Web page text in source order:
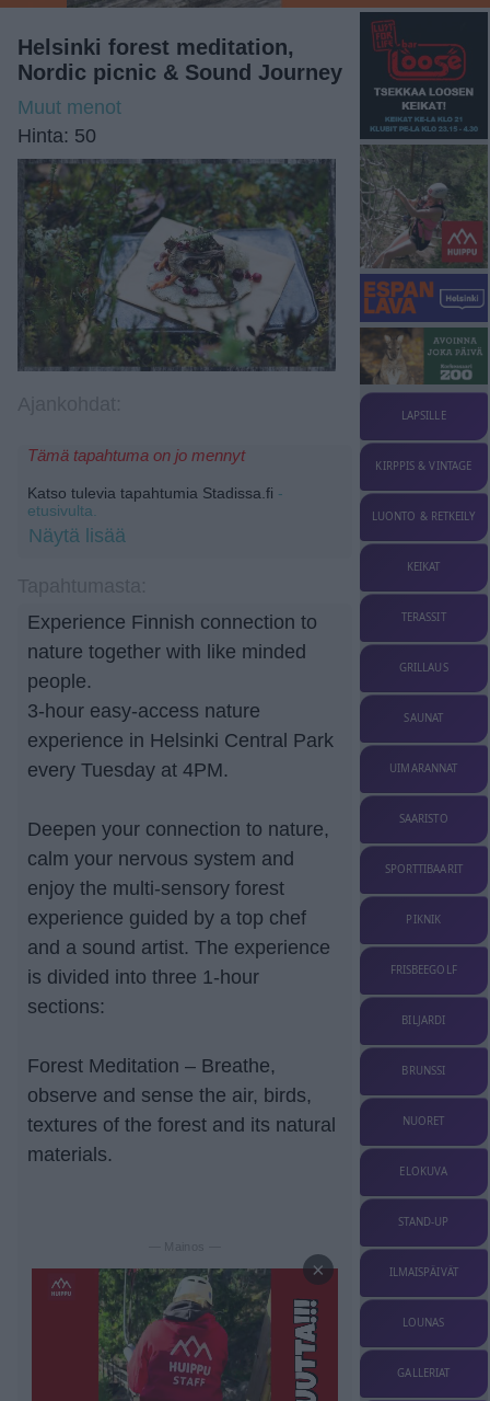
Helsinki forest meditation,
Nordic picnic & Sound Journey
Muut menot
Hinta: 50
Tämä tapahtuma on jo mennyt
Katso tulevia tapahtumia Stadissa.fi -
etusivulta.
Näytä lisää
Experience Finnish connection to
nature together with like minded
people.
3-hour easy-access nature
experience in Helsinki Central Park
every Tuesday at 4PM.
Deepen your connection to nature,
calm your nervous system and
enjoy the multi-sensory forest
experience guided by a top chef
and a sound artist. The experience
is divided into three 1-hour
sections:
Forest Meditation – Breathe,
observe and sense the air, birds,
textures of the forest and its natural
materials.
×
LAPSILLE
KIRPPIS & VINTAGE
LUONTO & RETKEILY
KEIKAT
TERASSIT
GRILLAUS
SAUNAT
UIMARANNAT
SAARISTO
SPORTTIBAARIT
PIKNIK
FRISBEEGOLF
BILJARDI
BRUNSSI
NUORET
ELOKUVA
STAND-UP
ILMAISPÄIVÄT
LOUNAS
GALLERIAT